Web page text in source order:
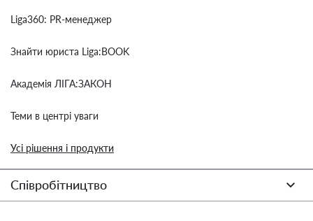
Liga360: PR-менеджер
Знайти юриста Liga:BOOK
Академія ЛІГА:ЗАКОН
Теми в центрі уваги
Усі рішення і продукти
Співробітництво